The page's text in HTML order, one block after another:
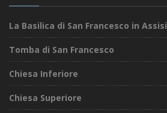
La Basilica di San Francesco in Assisi
Tomba di San Francesco
Chiesa Inferiore
Chiesa Superiore